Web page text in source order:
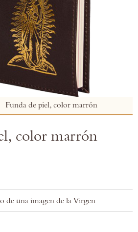
Funda de piel, color marrón
color marrón
de una imagen de la Virgen